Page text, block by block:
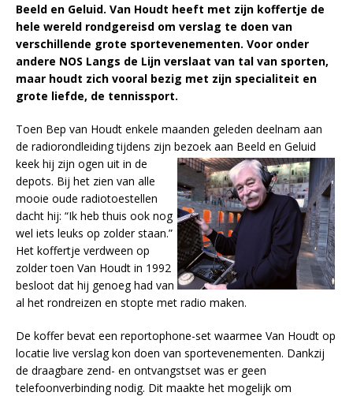
Beeld en Geluid. Van Houdt heeft met zijn koffertje de
hele wereld rondgereisd om verslag te doen van
verschillende grote sportevenementen. Voor onder
andere NOS Langs de Lijn verslaat van tal van sporten,
maar houdt zich vooral bezig met zijn specialiteit en
grote liefde, de tennissport.
Toen Bep van Houdt enkele maanden geleden deelnam aan
de radiorondleiding tijdens zijn bezoek aan Beeld en Geluid
keek hij zijn ogen uit in de
depots. Bij het zien van alle
mooie oude radiotoestellen
dacht hij: “Ik heb thuis ook nog
wel iets leuks op zolder staan.”
Het koffertje verdween op
zolder toen Van Houdt in 1992
besloot dat hij genoeg had van
al het rondreizen en stopte met radio maken.
De koffer bevat een reportophone-set waarmee Van Houdt op
locatie live verslag kon doen van sportevenementen. Dankzij
de draagbare zend- en ontvangstset was er geen
telefoonverbinding nodig. Dit maakte het mogelijk om